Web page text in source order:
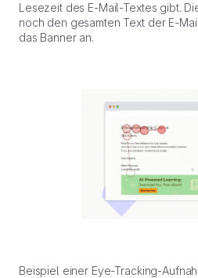
Lesezeit des E-Mail-Textes gibt.
noch den gesamten Text der E-
das Banner an.
Beispiel einer Eye-Tracking-